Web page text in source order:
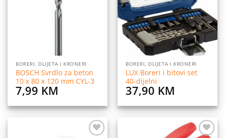
BORERI, DLIJETA I KRONERI
BOSCH Svrdlo za beton
10 x 80 x 120 mm CYL-3
7,99 KM
BORERI, DLIJETA I KRONERI
LUX Boreri i bitovi set
40-dijelni
37,90 KM